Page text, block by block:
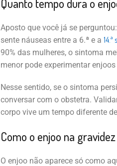
Aposto que você já se
sente náuseas entre a 6.ª e a
90% das mulheres, o sintoma
menor pode experimentar
Nesse sentido, se o sintoma
conversar com o obstetra.
corpo vive um tempo diferente
Como o enjoo na
O enjoo não aparece só como